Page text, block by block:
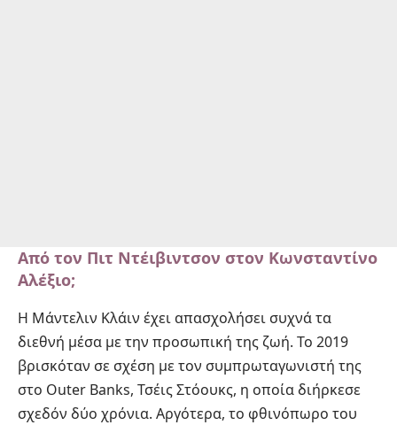
Από τον Πιτ Ντέιβιντσον στον Κωνσταντίνο
Αλέξιο;
Η Μάντελιν Κλάιν έχει απασχολήσει συχνά τα
διεθνή μέσα με την προσωπική της ζωή. Το 2019
βρισκόταν σε σχέση με τον συμπρωταγωνιστή της
στο Outer Banks, Τσέις Στόουκς, η οποία διήρκεσε
σχεδόν δύο χρόνια. Αργότερα, το φθινόπωρο του